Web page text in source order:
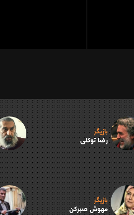
بازیگر
رضا توکلی
بازیگر
مهوش صبرکن